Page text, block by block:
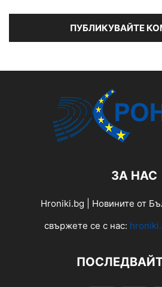
ЗА НАС
Hroniki.bg | Новините от
свържете се с нас: